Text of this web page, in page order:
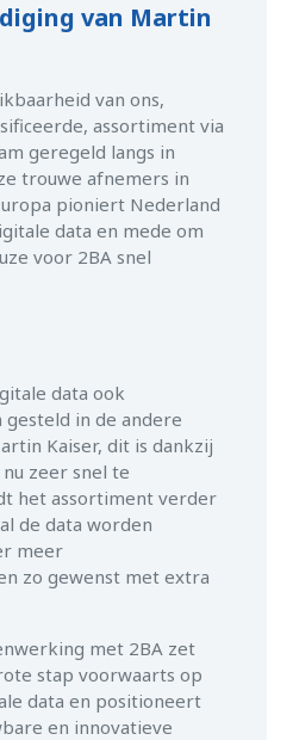
van Martin
van ons,
assortiment via
geregeld langs in
trouwe afnemers in
pioniert Nederland
data en mede om
voor 2BA snel
data ook
in de andere
Kaiser, dit is dankzij
zeer snel te
het assortiment verder
de data worden
meer
zo gewenst met extra
met 2BA zet
stap voorwaarts op
data en positioneert
en innovatieve